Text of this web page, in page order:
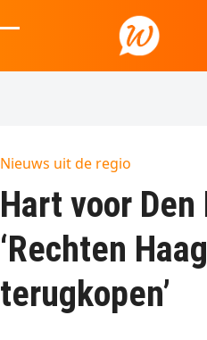
to
mobile
mobile
Nieuws uit de regio
Hart voor Den
‘Rechten
terugkopen’